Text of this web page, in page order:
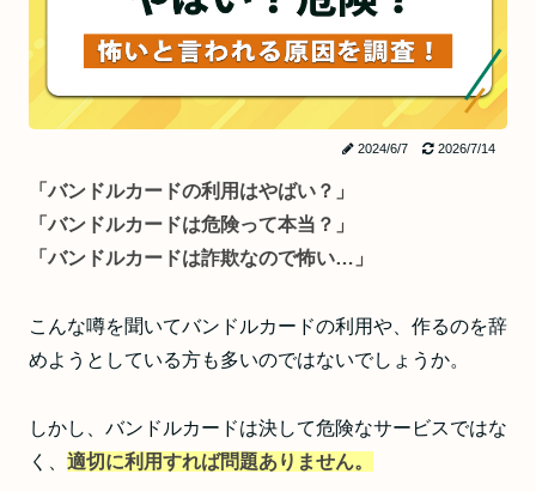
2024/6/7 2026/7/14
「バンドルカードの利用はやばい？」
「バンドルカードは危険って本当？」
「バンドルカードは詐欺なので怖い…」
こんな噂を聞いてバンドルカードの利用や、作るのを辞
めようとしている方も多いのではないでしょうか。
しかし、バンドルカードは決して危険なサービスではな
く、 適切に利用すれば問題ありません。